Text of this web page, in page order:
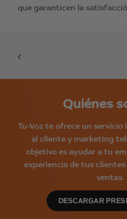
que garanticen la
Quiénes
Tu-Voz te ofrece un
al cliente y marketing
objetivo es ayudar a tu
experiencia de tus
ventas.
DESCARGAR